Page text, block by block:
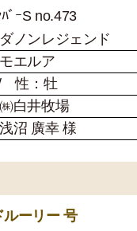
ﾞｰS no.473
ダノンレジェンド
モエルア
性：牡
㈱白井牧場
浅沼 廣幸 様
ーリー 号